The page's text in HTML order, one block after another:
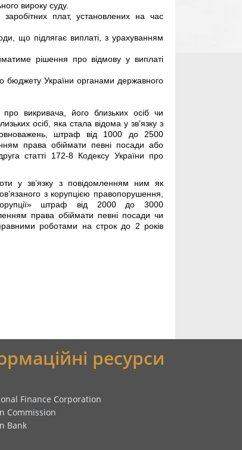
вироку суду.
плат, установлених на час
що підлягає виплаті, з урахуванням
рішення про відмову у виплаті
бюджету України органами державного
викривача, його близьких осіб чи
осіб, яка стала відома у зв’язку з
штраф від 1000 до 2500
права обіймати певні посади або
статті 172-8 Кодексу України про
у зв’язку з повідомленням ним як
з корупцією правопорушення,
штраф від 2000 до 3000
права обіймати певні посади чи
роботами на строк до 2 років
ресурси
Finance Corporation
Commission
Bank